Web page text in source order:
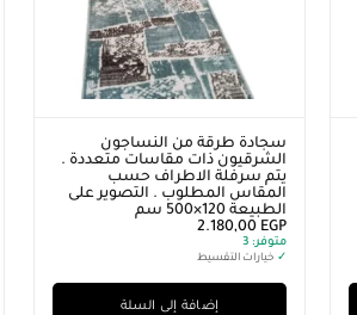
سجادة طرقة من النساجون
الشرقيون ذات مقاسات متعددة .
يتم سرفلة الاطراف حسب
المقاس المطلوب . التصوير على
الطبيعة 120×500 سم
2.180,00 EGP
متوفر:
✓ خيارات التقسيط
إضافة إلى السلة